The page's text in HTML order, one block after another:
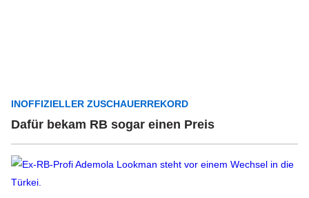
INOFFIZIELLER ZUSCHAUERREKORD
Dafür bekam RB sogar einen Preis